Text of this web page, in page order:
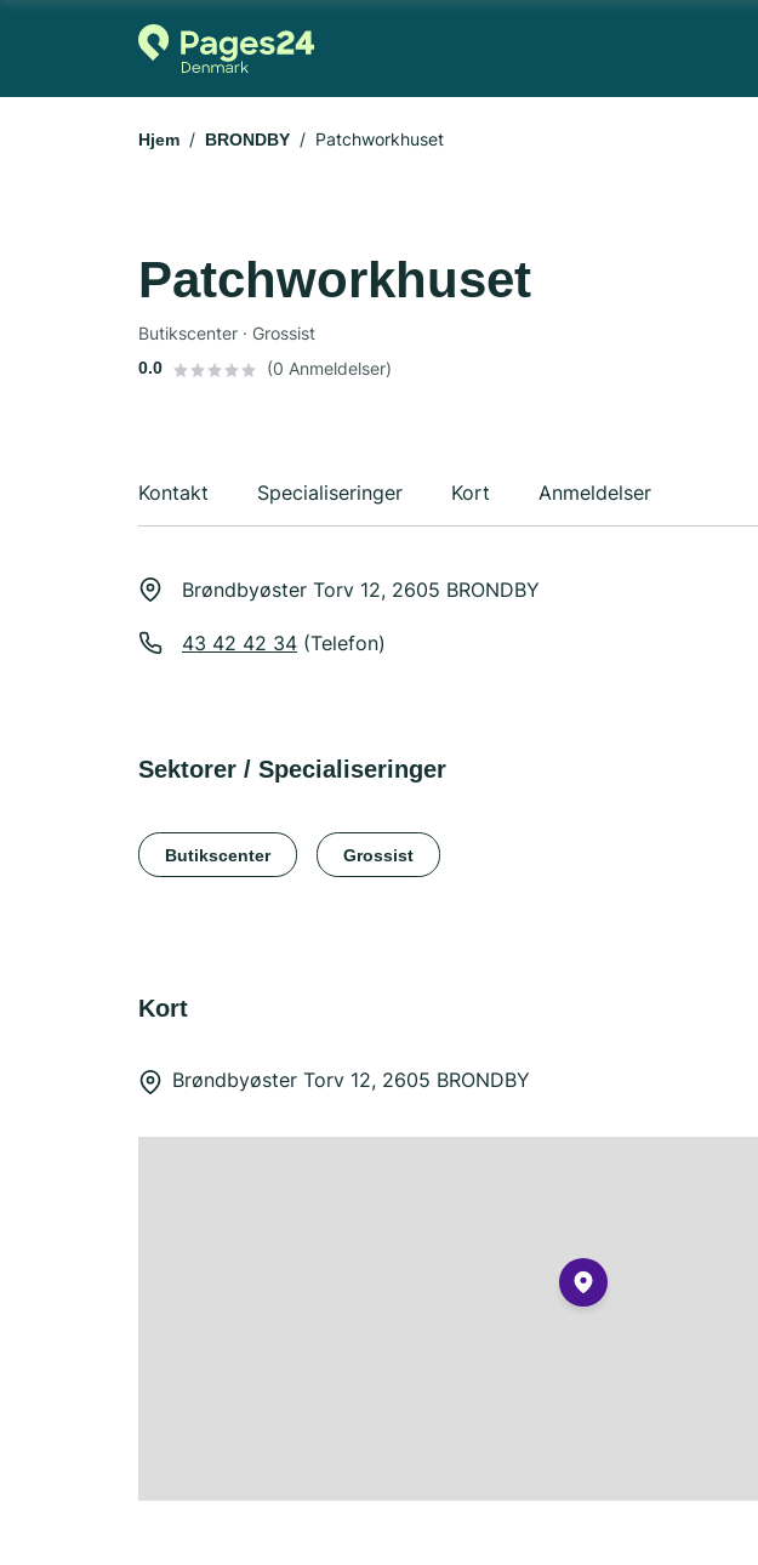
Hjem BRONDBY Patchworkhuset
Patchworkhuset
Butikscenter · Grossist
0.0 (0 Anmeldelser)
Kontakt Specialiseringer Kort Anmeldelser
Brøndbyøster Torv 12, 2605 BRONDBY
43 42 42 34 (Telefon)
Sektorer / Specialiseringer
Butikscenter Grossist
Kort
Brøndbyøster Torv 12, 2605 BRONDBY